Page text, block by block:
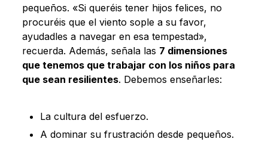
pequeños. «Si queréis tener hijos felices, no
procuréis que el viento sople a su favor,
ayudadles a navegar en esa tempestad»,
recuerda. Además, señala las 7 dimensiones
que tenemos que trabajar con los niños para
que sean resilientes. Debemos enseñarles:
La cultura del esfuerzo.
A dominar su frustración desde pequeños.